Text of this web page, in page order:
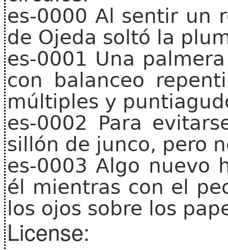
es-0000 Al sentir un
de Ojeda soltó la
es-0001 Una
con balanceo
múltiples y
es-0002 Para
sillón de junco, pero
es-0003 Algo nuevo
él mientras con el
los ojos sobre los
License: